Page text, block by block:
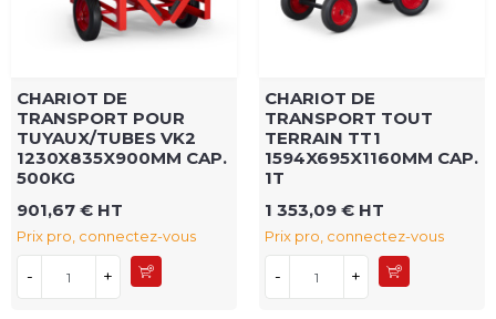
CHARIOT DE
TRANSPORT POUR
TUYAUX/TUBES VK2
1230X835X900MM CAP.
500KG
901,67 € HT
Prix pro, connectez-vous
- +
CHARIOT DE
TRANSPORT TOUT
TERRAIN TT1
1594X695X1160MM CAP.
1T
1 353,09 € HT
Prix pro, connectez-vous
- +